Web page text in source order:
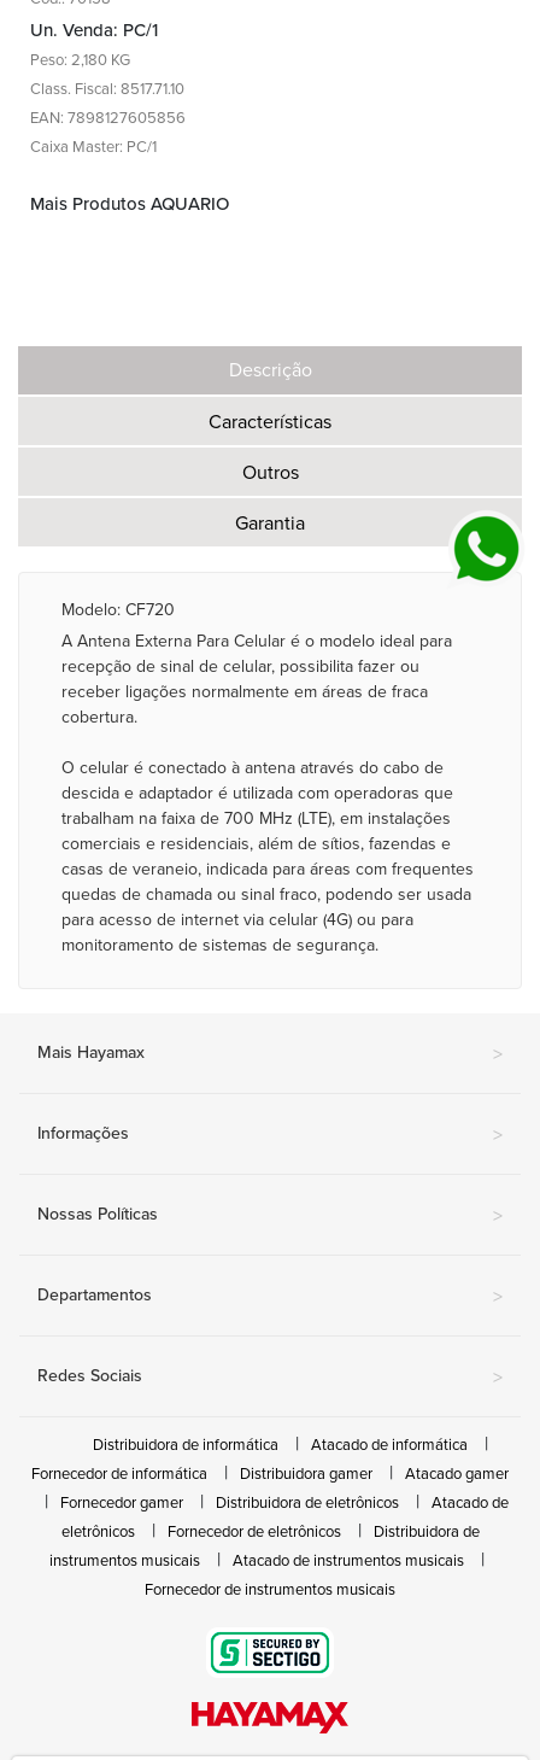
Un. Venda: PC/1
Peso: 2,180 KG
Class. Fiscal: 8517.71.10
EAN: 7898127605856
Caixa Master: PC/1
Mais Produtos AQUARIO
Descrição
Características
Outros
Garantia
Modelo: CF720
A Antena Externa Para Celular é o modelo ideal para
recepção de sinal de celular, possibilita fazer ou
receber ligações normalmente em áreas de fraca
cobertura.
O celular é conectado à antena através do cabo de
descida e adaptador é utilizada com operadoras que
trabalham na faixa de 700 MHz (LTE), em instalações
comerciais e residenciais, além de sítios, fazendas e
casas de veraneio, indicada para áreas com frequentes
quedas de chamada ou sinal fraco, podendo ser usada
para acesso de internet via celular (4G) ou para
monitoramento de sistemas de segurança.
Mais Hayamax >
Informações >
Nossas Políticas >
Departamentos >
Redes Sociais >
Distribuidora de informática
Atacado de informática
Fornecedor de informática
Distribuidora gamer
Atacado gamer
Fornecedor gamer
Distribuidora de eletrônicos
Atacado de
eletrônicos
Fornecedor de eletrônicos
Distribuidora de
instrumentos musicais
Atacado de instrumentos musicais
Fornecedor de instrumentos musicais